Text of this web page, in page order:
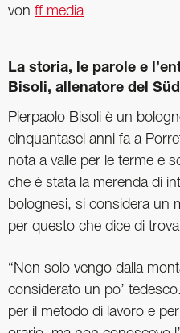
von ff media
La storia, le parole e
Bisoli, allenatore del
Pierpaolo Bisoli è un
cinquantasei anni fa a
nota a valle per le terme e
che è stata la merenda di
bolognesi, si considera un
per questo che dice di
“Non solo vengo dalla
considerato un po’
per il metodo di lavoro e